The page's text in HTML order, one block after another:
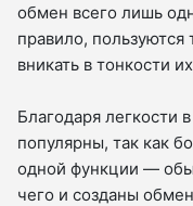
обмен всего лишь
правило,
вникать в тонкости
Благодаря легкости
популярны, так как
одной функции —
чего и созданы